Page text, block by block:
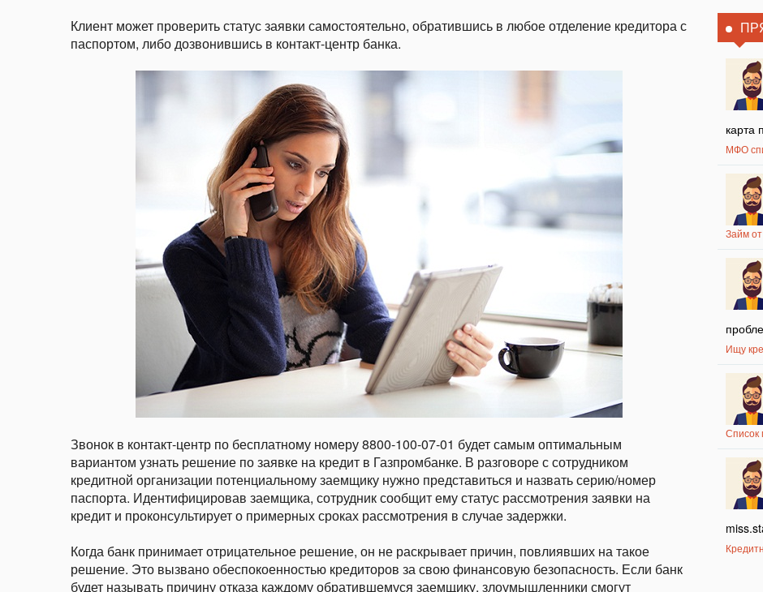
Клиент может проверить статус заявки самостоятельно, обратившись в любое отделение кредитора с
паспортом, либо дозвонившись в контакт-центр банка.
Звонок в контакт-центр по бесплатному номеру 8800-100-07-01 будет самым оптимальным
вариантом узнать решение по заявке на кредит в Газпромбанке. В разговоре с сотрудником
кредитной организации потенциальному заемщику нужно представиться и назвать серию/номер
паспорта. Идентифицировав заемщика, сотрудник сообщит ему статус рассмотрения заявки на
кредит и проконсультирует о примерных сроках рассмотрения в случае задержки.
Когда банк принимает отрицательное решение, он не раскрывает причин, повлиявших на такое
решение. Это вызвано обеспокоенностью кредиторов за свою финансовую безопасность. Если банк
будет называть причину отказа каждому обратившемуся заемщику, злоумышленники смогут
карта
МФО
Займ
Ищу
Список